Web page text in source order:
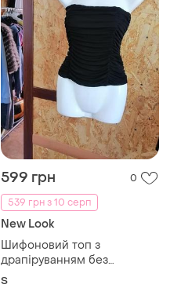
599 грн
0
539 грн з 10 серп
New Look
Шифоновий топ з
драпіруванням без
бретелів на підкладці
S